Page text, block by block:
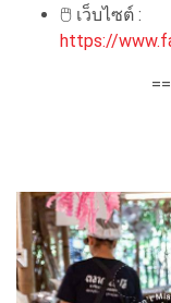
🖱 เว็บไซต์ :
https://